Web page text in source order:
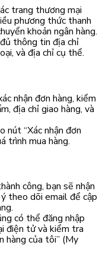
trang thương mại
phương thức thanh
khoản ngân hàng.
thông tin địa chỉ
và địa chỉ cụ thể.
nhận đơn hàng, kiểm
địa chỉ giao hàng, và
nút “Xác nhận đơn
trình mua hàng.
công, bạn sẽ nhận
theo dõi email để cập
có thể đăng nhập
điện tử và kiểm tra
hàng của tôi” (My